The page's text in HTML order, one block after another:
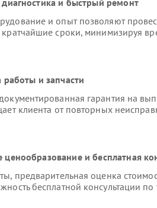
и опыт позволяют
кратчайшие сроки, минимизируя
работы и запчасти
гарантия на
клиента от повторных
ценообразование и бесплатная
предварительная оценка
бесплатной консультации